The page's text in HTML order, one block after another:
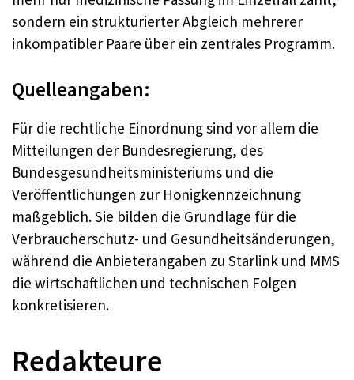
sondern ein strukturierter Abgleich mehrerer
inkompatibler Paare über ein zentrales Programm.
Quelleangaben:
Für die rechtliche Einordnung sind vor allem die
Mitteilungen der Bundesregierung, des
Bundesgesundheitsministeriums und die
Veröffentlichungen zur Honigkennzeichnung
maßgeblich. Sie bilden die Grundlage für die
Verbraucherschutz- und Gesundheitsänderungen,
während die Anbieterangaben zu Starlink und MMS
die wirtschaftlichen und technischen Folgen
konkretisieren.
Redakteure